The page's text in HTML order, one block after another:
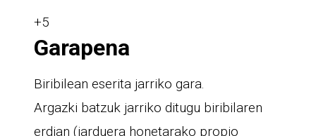
+5
Garapena
Biribilean eserita jarriko gara.
Argazki batzuk jarriko ditugu biribilaren
erdian (jarduera honetarako propio